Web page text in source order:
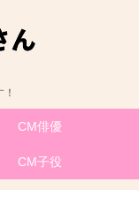
CM俳優
CM子役